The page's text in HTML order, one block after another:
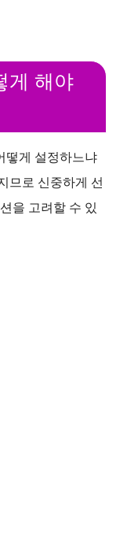
게 해야
떻게 설정하느냐
므로 신중하게 선
을 고려할 수 있